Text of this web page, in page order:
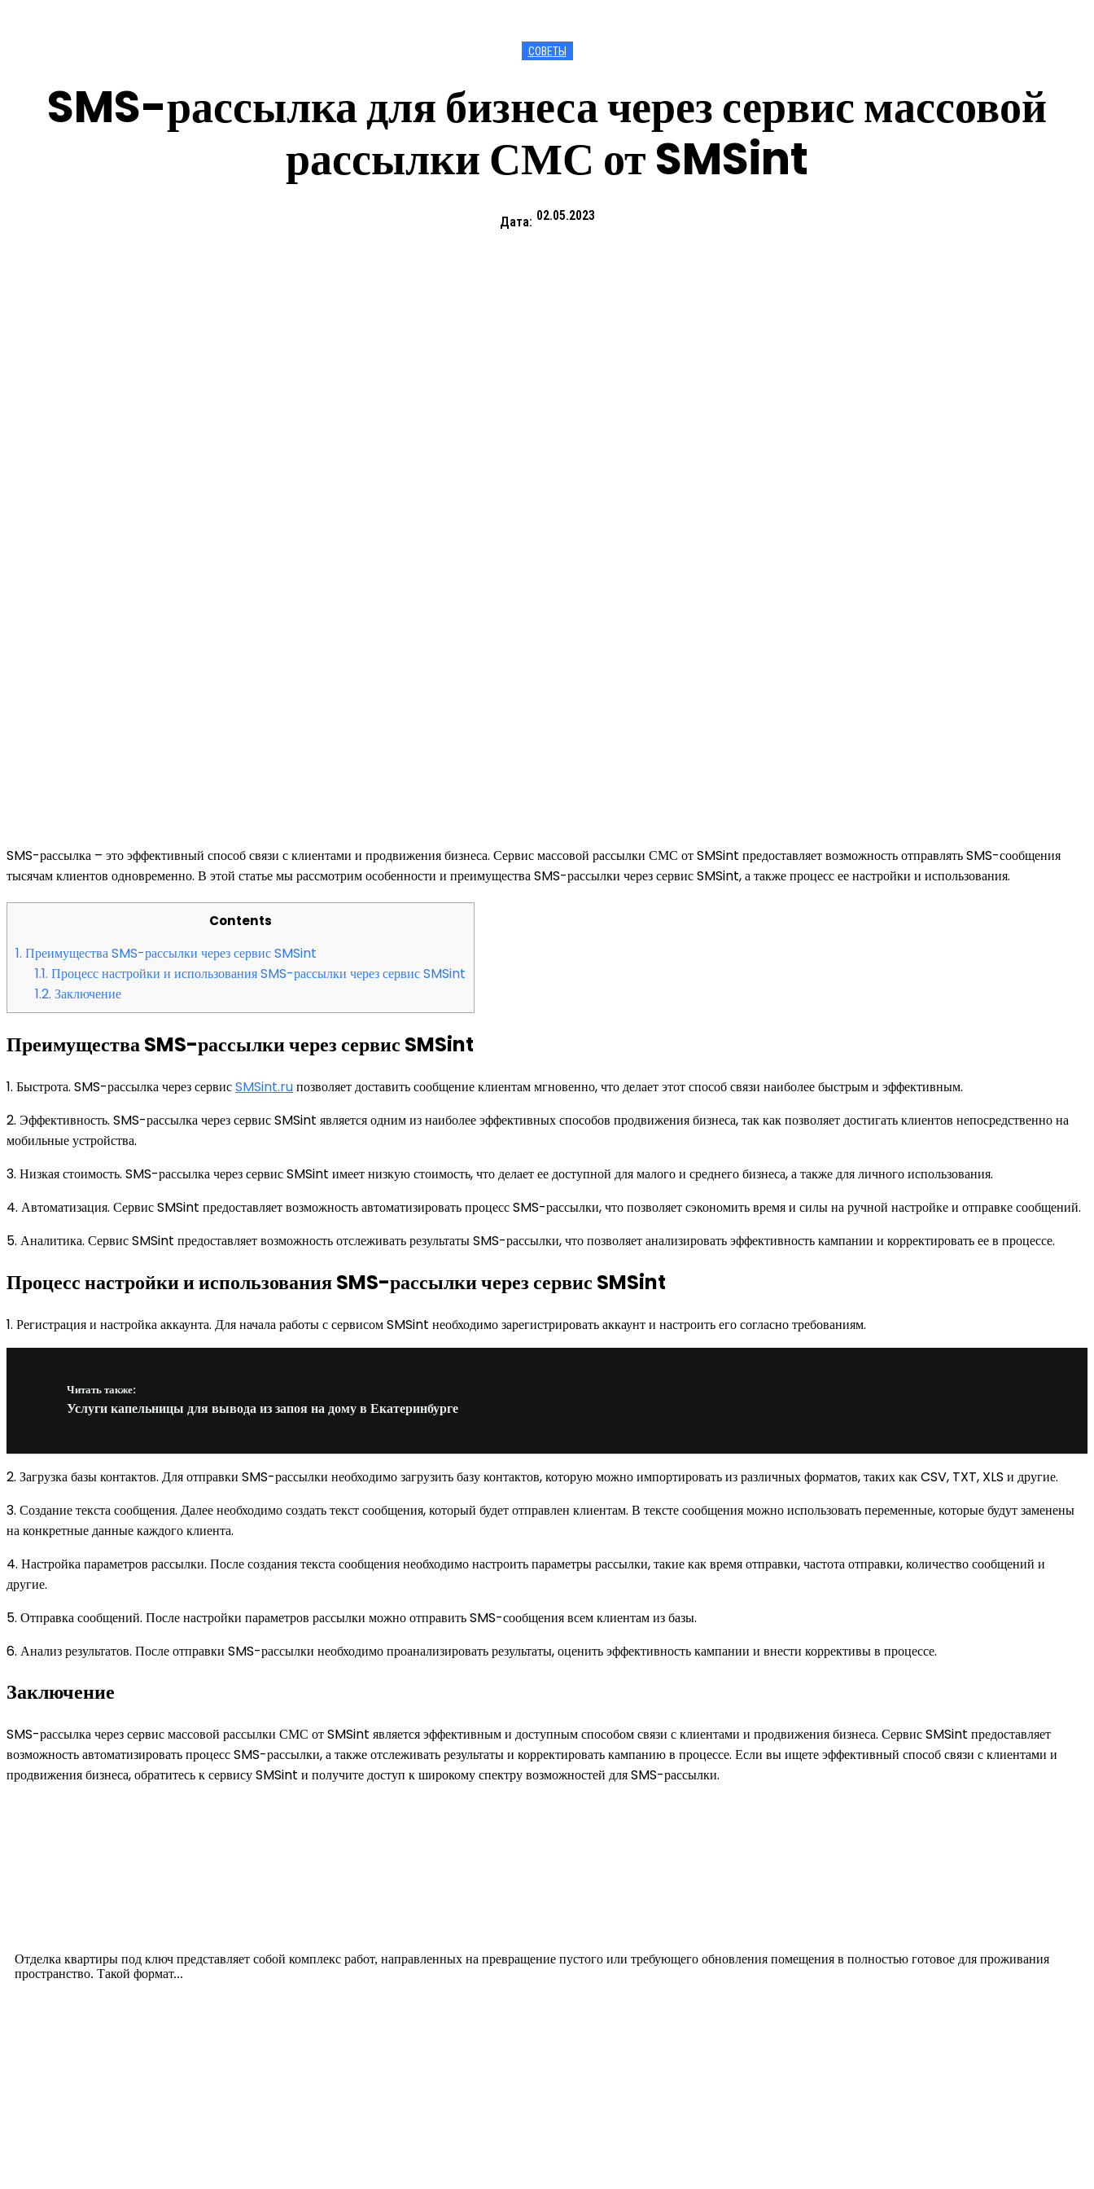
СОВЕТЫ
SMS-рассылка для бизнеса через сервис массовой
рассылки СМС от SMSint
Дата: 02.05.2023
SMS-рассылка – это эффективный способ связи с клиентами и продвижения бизнеса. Сервис массовой рассылки СМС от SMSint предоставляет возможность отправлять SMS-сообщения
тысячам клиентов одновременно. В этой статье мы рассмотрим особенности и преимущества SMS-рассылки через сервис SMSint, а также процесс ее настройки и использования.
Contents
1. Преимущества SMS-рассылки через сервис SMSint
1.1. Процесс настройки и использования SMS-рассылки через сервис SMSint
1.2. Заключение
Преимущества SMS-рассылки через сервис SMSint
1. Быстрота. SMS-рассылка через сервисSMSint.ruпозволяет доставить сообщение клиентам мгновенно, что делает этот способ связи наиболее быстрым и эффективным.
2. Эффективность. SMS-рассылка через сервис SMSint является одним из наиболее эффективных способов продвижения бизнеса, так как позволяет достигать клиентов непосредственно на
мобильные устройства.
3. Низкая стоимость. SMS-рассылка через сервис SMSint имеет низкую стоимость, что делает ее доступной для малого и среднего бизнеса, а также для личного использования.
4. Автоматизация. Сервис SMSint предоставляет возможность автоматизировать процесс SMS-рассылки, что позволяет сэкономить время и силы на ручной настройке и отправке сообщений.
5. Аналитика. Сервис SMSint предоставляет возможность отслеживать результаты SMS-рассылки, что позволяет анализировать эффективность кампании и корректировать ее в процессе.
Процесс настройки и использования SMS-рассылки через сервис SMSint
1. Регистрация и настройка аккаунта. Для начала работы с сервисом SMSint необходимо зарегистрировать аккаунт и настроить его согласно требованиям.
Читать также:
Услуги капельницы для вывода из запоя на дому в Екатеринбурге
2. Загрузка базы контактов. Для отправки SMS-рассылки необходимо загрузить базу контактов, которую можно импортировать из различных форматов, таких как CSV, TXT, XLS и другие.
3. Создание текста сообщения. Далее необходимо создать текст сообщения, который будет отправлен клиентам. В тексте сообщения можно использовать переменные, которые будут заменены
на конкретные данные каждого клиента.
4. Настройка параметров рассылки. После создания текста сообщения необходимо настроить параметры рассылки, такие как время отправки, частота отправки, количество сообщений и
другие.
5. Отправка сообщений. После настройки параметров рассылки можно отправить SMS-сообщения всем клиентам из базы.
6. Анализ результатов. После отправки SMS-рассылки необходимо проанализировать результаты, оценить эффективность кампании и внести коррективы в процессе.
Заключение
SMS-рассылка через сервис массовой рассылки СМС от SMSint является эффективным и доступным способом связи с клиентами и продвижения бизнеса. Сервис SMSint предоставляет
возможность автоматизировать процесс SMS-рассылки, а также отслеживать результаты и корректировать кампанию в процессе. Если вы ищете эффективный способ связи с клиентами и
продвижения бизнеса, обратитесь к сервису SMSint и получите доступ к широкому спектру возможностей для SMS-рассылки.
Отделка квартиры под ключ представляет собой комплекс работ, направленных на превращение пустого или требующего обновления помещения в полностью готовое для проживания
пространство. Такой формат...